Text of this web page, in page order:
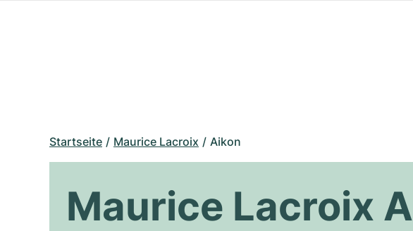
Startseite Maurice Lacroix Aikon
Maurice Lacroix